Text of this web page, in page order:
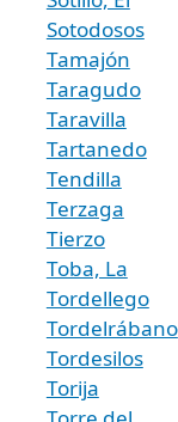
Sotodosos
Tamajón
Taragudo
Taravilla
Tartanedo
Tendilla
Terzaga
Tierzo
Toba, La
Tordellego
Tordelrábano
Tordesilos
Torija